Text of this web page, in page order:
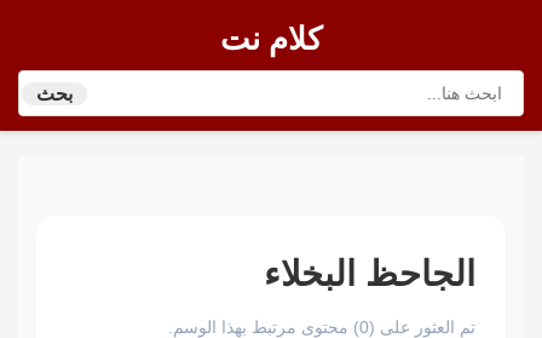
كلام نت
بحث
الجاحظ البخلاء
تم العثور على (0) محتوى مرتبط بهذا الوسم.